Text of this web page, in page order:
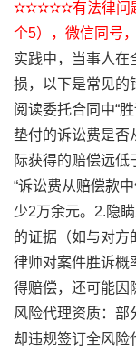
✫✫✫✫✫有法律问
个5），微信同
实践中，当事人在
损，以下是常见的
阅读委托合同中“
垫付的诉讼费是否
际获得的赔偿远
“诉讼费从赔偿款
少2万余元。2.隐
的证据（如与对方
律师对案件胜诉概
得赔偿，还可能因
风险代理资质：部
却违规签订全风险